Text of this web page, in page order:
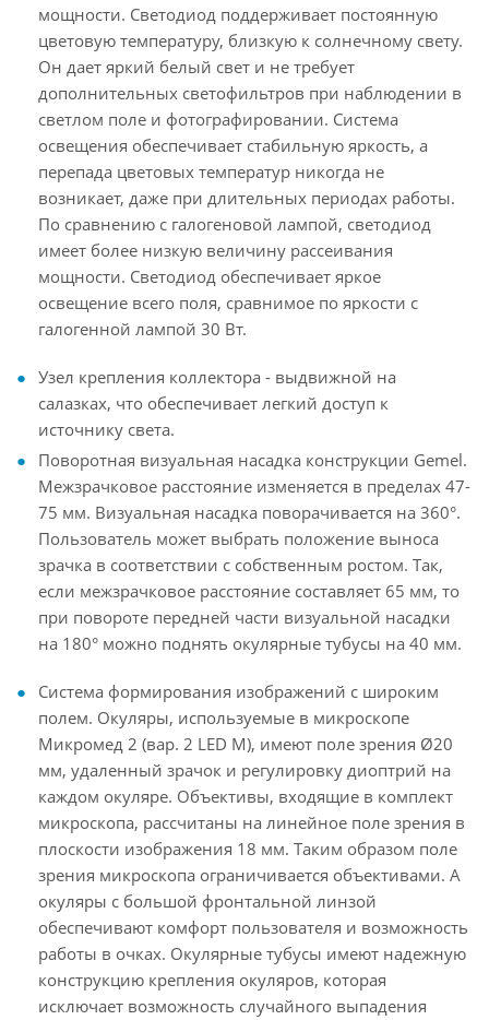
мощности. Светодиод поддерживает постоянную
цветовую температуру, близкую к солнечному свету.
Он дает яркий белый свет и не требует
дополнительных светофильтров при наблюдении в
светлом поле и фотографировании. Система
освещения обеспечивает стабильную яркость, а
перепада цветовых температур никогда не
возникает, даже при длительных периодах работы.
По сравнению с галогеновой лампой, светодиод
имеет более низкую величину рассеивания
мощности. Светодиод обеспечивает яркое
освещение всего поля, сравнимое по яркости с
галогенной лампой 30 Вт.
Узел крепления коллектора - выдвижной на
салазках, что обеспечивает легкий доступ к
источнику света.
Поворотная визуальная насадка конструкции Gemel.
Межзрачковое расстояние изменяется в пределах 47-
75 мм. Визуальная насадка поворачивается на 360°.
Пользователь может выбрать положение выноса
зрачка в соответствии с собственным ростом. Так,
если межзрачковое расстояние составляет 65 мм, то
при повороте передней части визуальной насадки
на 180° можно поднять окулярные тубусы на 40 мм.
Система формирования изображений с широким
полем. Окуляры, используемые в микроскопе
Микромед 2 (вар. 2 LED M), имеют поле зрения Ø20
мм, удаленный зрачок и регулировку диоптрий на
каждом окуляре. Объективы, входящие в комплект
микроскопа, рассчитаны на линейное поле зрения в
плоскости изображения 18 мм. Таким образом поле
зрения микроскопа ограничивается объективами. А
окуляры с большой фронтальной линзой
обеспечивают комфорт пользователя и возможность
работы в очках. Окулярные тубусы имеют надежную
конструкцию крепления окуляров, которая
исключает возможность случайного выпадения